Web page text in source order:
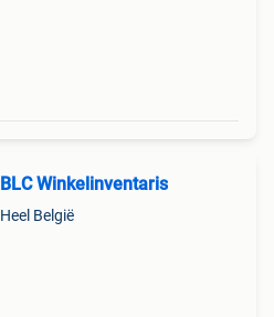
BLC Winkelinventaris
Heel België